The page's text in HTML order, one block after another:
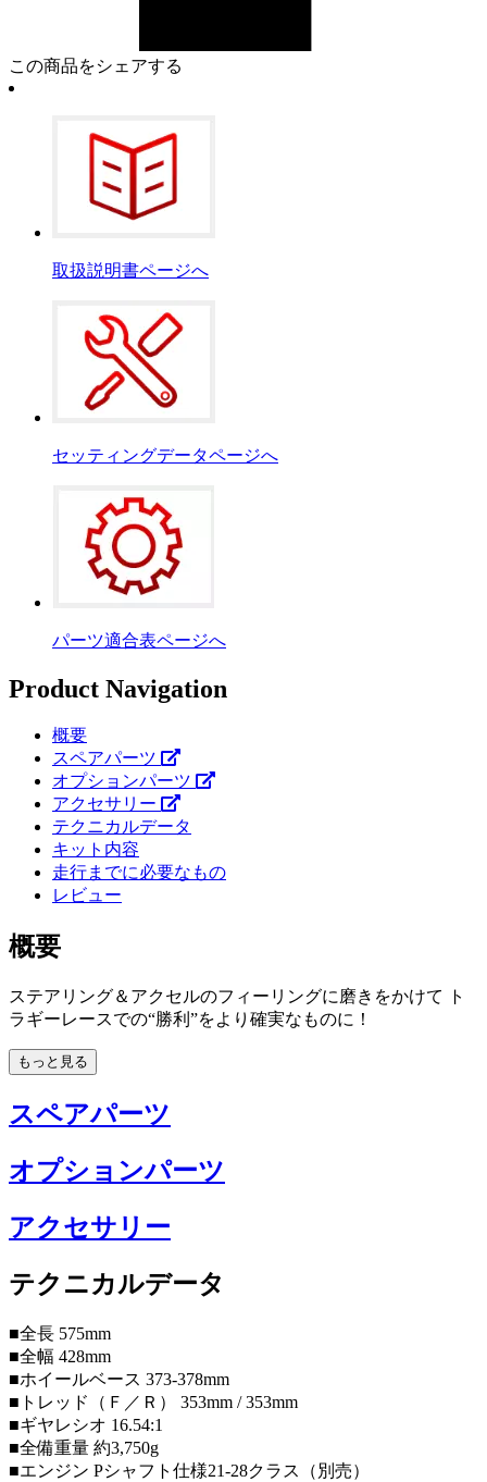
この商品をシェアする
取扱説明書ページへ
セッティングデータページへ
パーツ適合表ページへ
Product Navigation
概要
スペアパーツ
オプションパーツ
アクセサリー
テクニカルデータ
キット内容
走行までに必要なもの
レビュー
概要
ステアリング＆アクセルのフィーリングに磨きをかけて ト
ラギーレースでの“勝利”をより確実なものに！
もっと見る
スペアパーツ
オプションパーツ
アクセサリー
テクニカルデータ
■全長 575mm
■全幅 428mm
■ホイールベース 373-378mm
■トレッド（Ｆ／Ｒ） 353mm / 353mm
■ギヤレシオ 16.54:1
■全備重量 約3,750g
■エンジン Pシャフト仕様21-28クラス（別売）